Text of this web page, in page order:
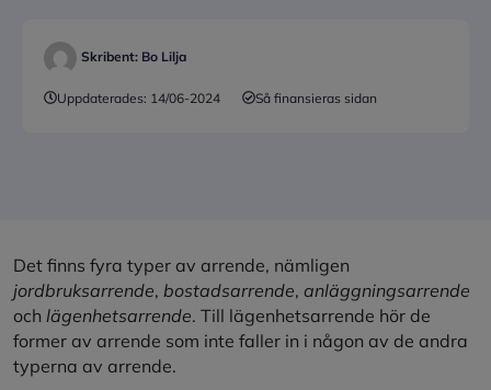
Skribent: Bo Lilja
Uppdaterades: 14/06-2024 Så finansieras sidan
Det finns fyra typer av arrende, nämligen
jordbruksarrende, bostadsarrende, anläggningsarrende
och lägenhetsarrende. Till lägenhetsarrende hör de
former av arrende som inte faller in i någon av de andra
typerna av arrende.